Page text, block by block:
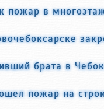
пожар в
брата в
пожар на